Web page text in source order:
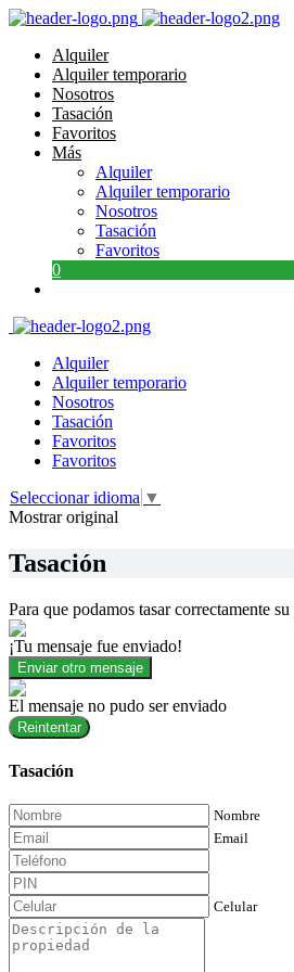
Alquiler
Alquiler temporario
Nosotros
Tasación
Favoritos
Más
Alquiler
Alquiler temporario
Nosotros
Tasación
Favoritos
0
Alquiler
Alquiler temporario
Nosotros
Tasación
Favoritos
Favoritos
Seleccionar idioma ▼
Mostrar original
Tasación
Para que podamos tasar correctamente
¡Tu mensaje fue enviado!
Enviar otro mensaje
El mensaje no pudo ser enviado
Reintentar
Tasación
Nombre
Email
Celular